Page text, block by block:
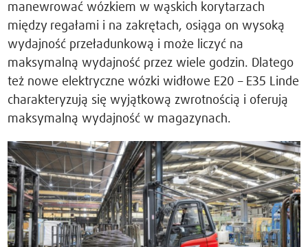
manewrować wózkiem w wąskich korytarzach
między regałami i na zakrętach, osiąga on wysoką
wydajność przeładunkową i może liczyć na
maksymalną wydajność przez wiele godzin. Dlatego
też nowe elektryczne wózki widłowe E20 – E35 Linde
charakteryzują się wyjątkową zwrotnością i oferują
maksymalną wydajność w magazynach.